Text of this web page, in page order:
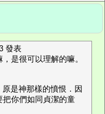
發表
是很可以理解的嘛。
是神那樣的憤恨．因
把你們如同貞潔的童